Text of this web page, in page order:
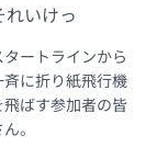
れいけっ
タートラインから
斉に折り紙飛行機
飛ばす参加者の皆
。